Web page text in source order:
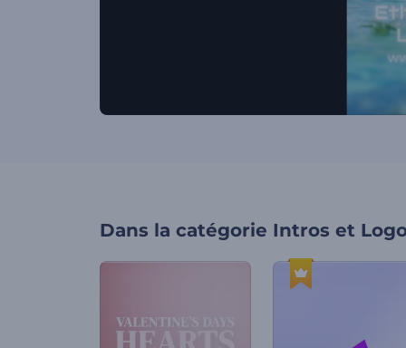
Dans la catégorie Intros et